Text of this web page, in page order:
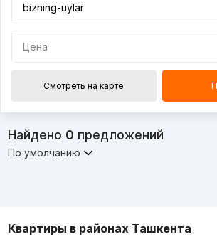
Цена
Смотреть на карте
Найдено 0 предложений
По умолчанию
Квартиры в районах Ташкента